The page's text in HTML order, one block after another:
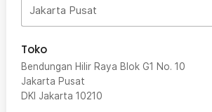
Jakarta Pusat
Toko
Bendungan Hilir Raya Blok G1 No. 10
Jakarta Pusat
DKI Jakarta 10210